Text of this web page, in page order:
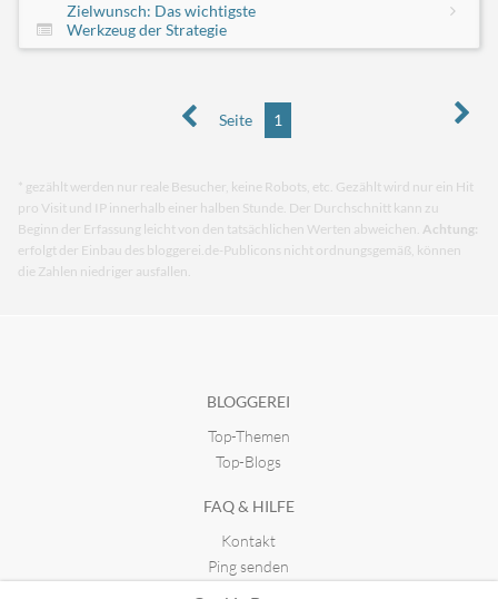
Zielwunsch: Das wichtigste
Werkzeug der Strategie
Seite 1
* gezählt werden nur reale Besucher, keine Robots, etc. Gezählt wird nur ein Hit
pro Visit und IP innerhalb einer halben Stunde. Der Durchschnitt kann zu
Beginn der Erfassung leicht von den tatsächlichen Werten abweichen. Achtung:
erfolgt der Einbau des bloggerei.de-Publicons nicht ordnungsgemäß, können
die Zahlen niedriger ausfallen.
BLOGGEREI
Top-Themen
Top-Blogs
FAQ & HILFE
Kontakt
Ping senden